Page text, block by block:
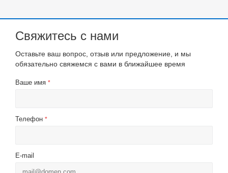
Свяжитесь с нами
Оставьте ваш вопрос, отзыв или предложение, и мы
обязательно свяжемся с вами в ближайшее время
Ваше имя *
Телефон *
E-mail